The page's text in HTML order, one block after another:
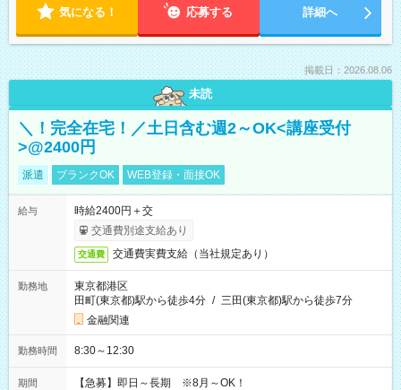
気になる！ 応募する 詳細へ
掲載日：2026.08.06
未読
＼！完全在宅！／土日含む週2～OK<講座受付
>@2400円
派遣 ブランクOK WEB登録・面接OK
給与
時給2400円＋交
交通費別途支給あり
交通費 交通費実費支給（当社規定あり）
勤務地
東京都港区
田町(東京都)駅から徒歩4分 / 三田(東京都)駅から徒歩7分
金融関連
勤務時間 8:30～12:30
期間 【急募】即日～長期 ※8月～OK！